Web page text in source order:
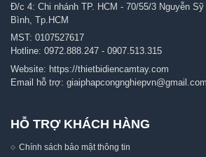
Đ/c 4: Chi nhánh TP. HCM - 70/55/3 Nguyễn
Bình, Tp.HCM
MST: 0107527617
Hotline: 0972.888.247 - 0907.513.315
Website: https://thietbidiencamtay.com
Email hỗ trợ: giaiphapcongnghiepvn@gmail.com
HỖ TRỢ KHÁCH HÀNG
Chính sách bảo mật thông tin